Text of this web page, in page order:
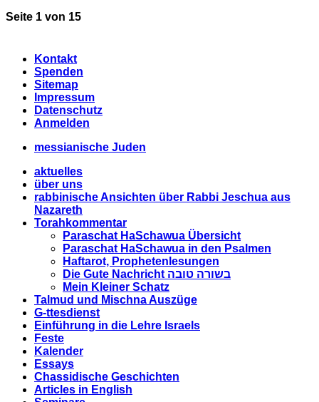
Seite 1 von 15
Kontakt
Spenden
Sitemap
Impressum
Datenschutz
Anmelden
messianische Juden
aktuelles
über uns
rabbinische Ansichten über Rabbi Jeschua aus
Nazareth
Torahkommentar
Paraschat HaSchawua Übersicht
Paraschat HaSchawua in den Psalmen
Haftarot, Prophetenlesungen
Die Gute Nachricht בשורה טובה
Mein Kleiner Schatz
Talmud und Mischna Auszüge
G-ttesdienst
Einführung in die Lehre Israels
Feste
Kalender
Essays
Chassidische Geschichten
Articles in English